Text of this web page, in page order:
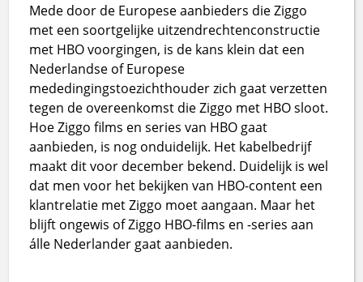
Mede door de Europese aanbieders die Ziggo
met een soortgelijke uitzendrechtenconstructie
met HBO voorgingen, is de kans klein dat een
Nederlandse of Europese
mededingingstoezichthouder zich gaat verzetten
tegen de overeenkomst die Ziggo met HBO sloot.
Hoe Ziggo films en series van HBO gaat
aanbieden, is nog onduidelijk. Het kabelbedrijf
maakt dit voor december bekend. Duidelijk is wel
dat men voor het bekijken van HBO-content een
klantrelatie met Ziggo moet aangaan. Maar het
blijft ongewis of Ziggo HBO-films en -series aan
álle Nederlander gaat aanbieden.